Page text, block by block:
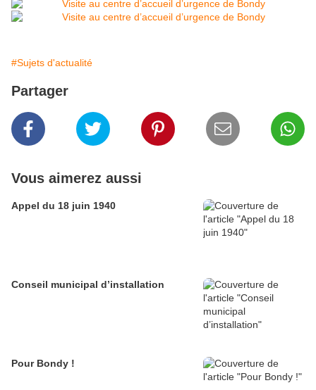
#Sujets d'actualité
Partager
Vous aimerez aussi
Appel du 18 juin 1940
Conseil municipal d’installation
Pour Bondy !